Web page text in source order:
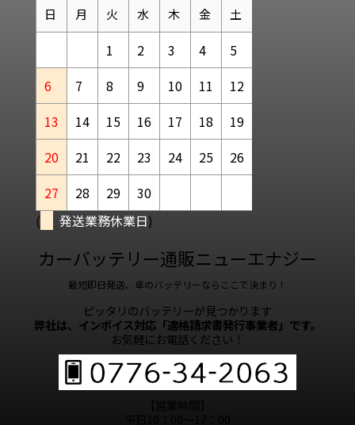
日 月 火 水 木 金 土
1 2 3 4
5
6
7 8 9 10 11
12
13
14 15 16 17 18
19
20
21 22 23 24 25
26
27
28 29
30
(
発送業務休業日)
カーバッテリー通販ニューエナジー
最短即日発送、車のバッテリーならここで決まり！
ピッタリのバッテリーが見つかります
弊社は、インボイス対応「適格請求書発行事業者」です。
お気軽にお電話ください！